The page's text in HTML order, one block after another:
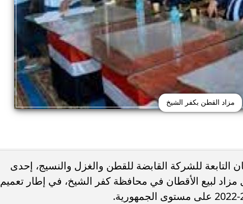
مزاد القطن بكفر الشيخ
للشركة القابضة للقطن والغزل والنسيج، إحدى
مزاد لبيع الأقطان في محافظة كفر الشيخ، في إطار تعميم